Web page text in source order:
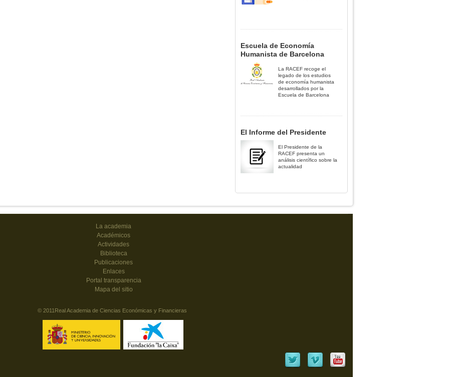
Escuela de Economía
Humanista de Barcelona
La RACEF recoge el
legado de los estudios
de economía humanista
desarrollados por la
Escuela de Barcelona
El Informe del Presidente
El Presidente de la
RACEF presenta un
análisis científico sobre la
actualidad
La academia
Académicos
Actividades
Biblioteca
Publicaciones
Enlaces
Portal transparencia
Mapa del sitio
© 2011Real Academia de Ciencias Económicas y Financieras